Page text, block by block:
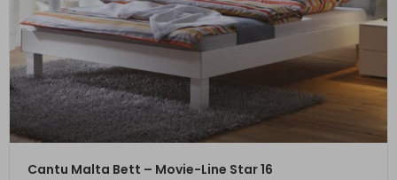
ZUM PRODUKT
Cantu Malta Bett – Movie-Line Star 16